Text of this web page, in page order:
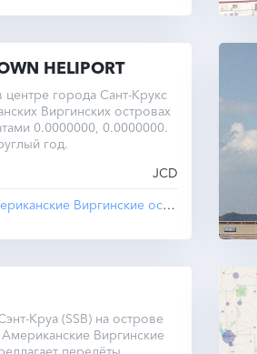
HELIPORT
центре города Сант-Крукс
Виргинских островах
0.0000000, 0.0000000.
год.
JCD
Американские Виргинские острова St
Круа (SSB) на острове
Виргинские